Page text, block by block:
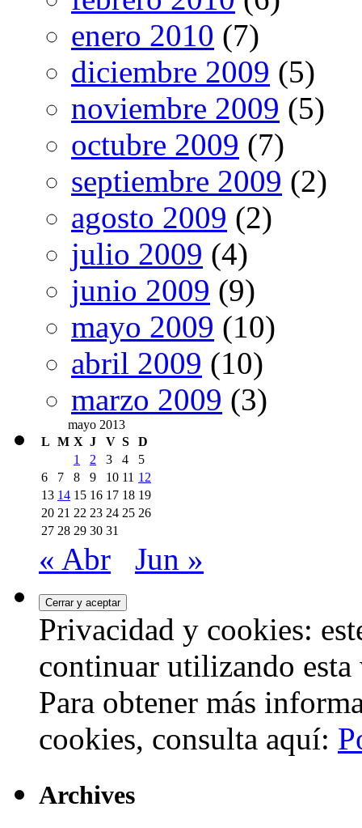
enero 2010 (7)
diciembre 2009 (5)
noviembre 2009 (5)
octubre 2009 (7)
septiembre 2009 (2)
agosto 2009 (2)
julio 2009 (4)
junio 2009 (9)
mayo 2009 (10)
abril 2009 (10)
marzo 2009 (3)
mayo 2013
L M X J V S
D
1
2 3 4
5
6
7 8 9 10 11 12
13 14 15 16 17 18 19
20 21 22 23 24 25 26
27 28 29 30 31
« Abr Jun »
Privacidad y cookies:
continuar utilizando esta
Para obtener más
cookies, consulta aquí:
Archives